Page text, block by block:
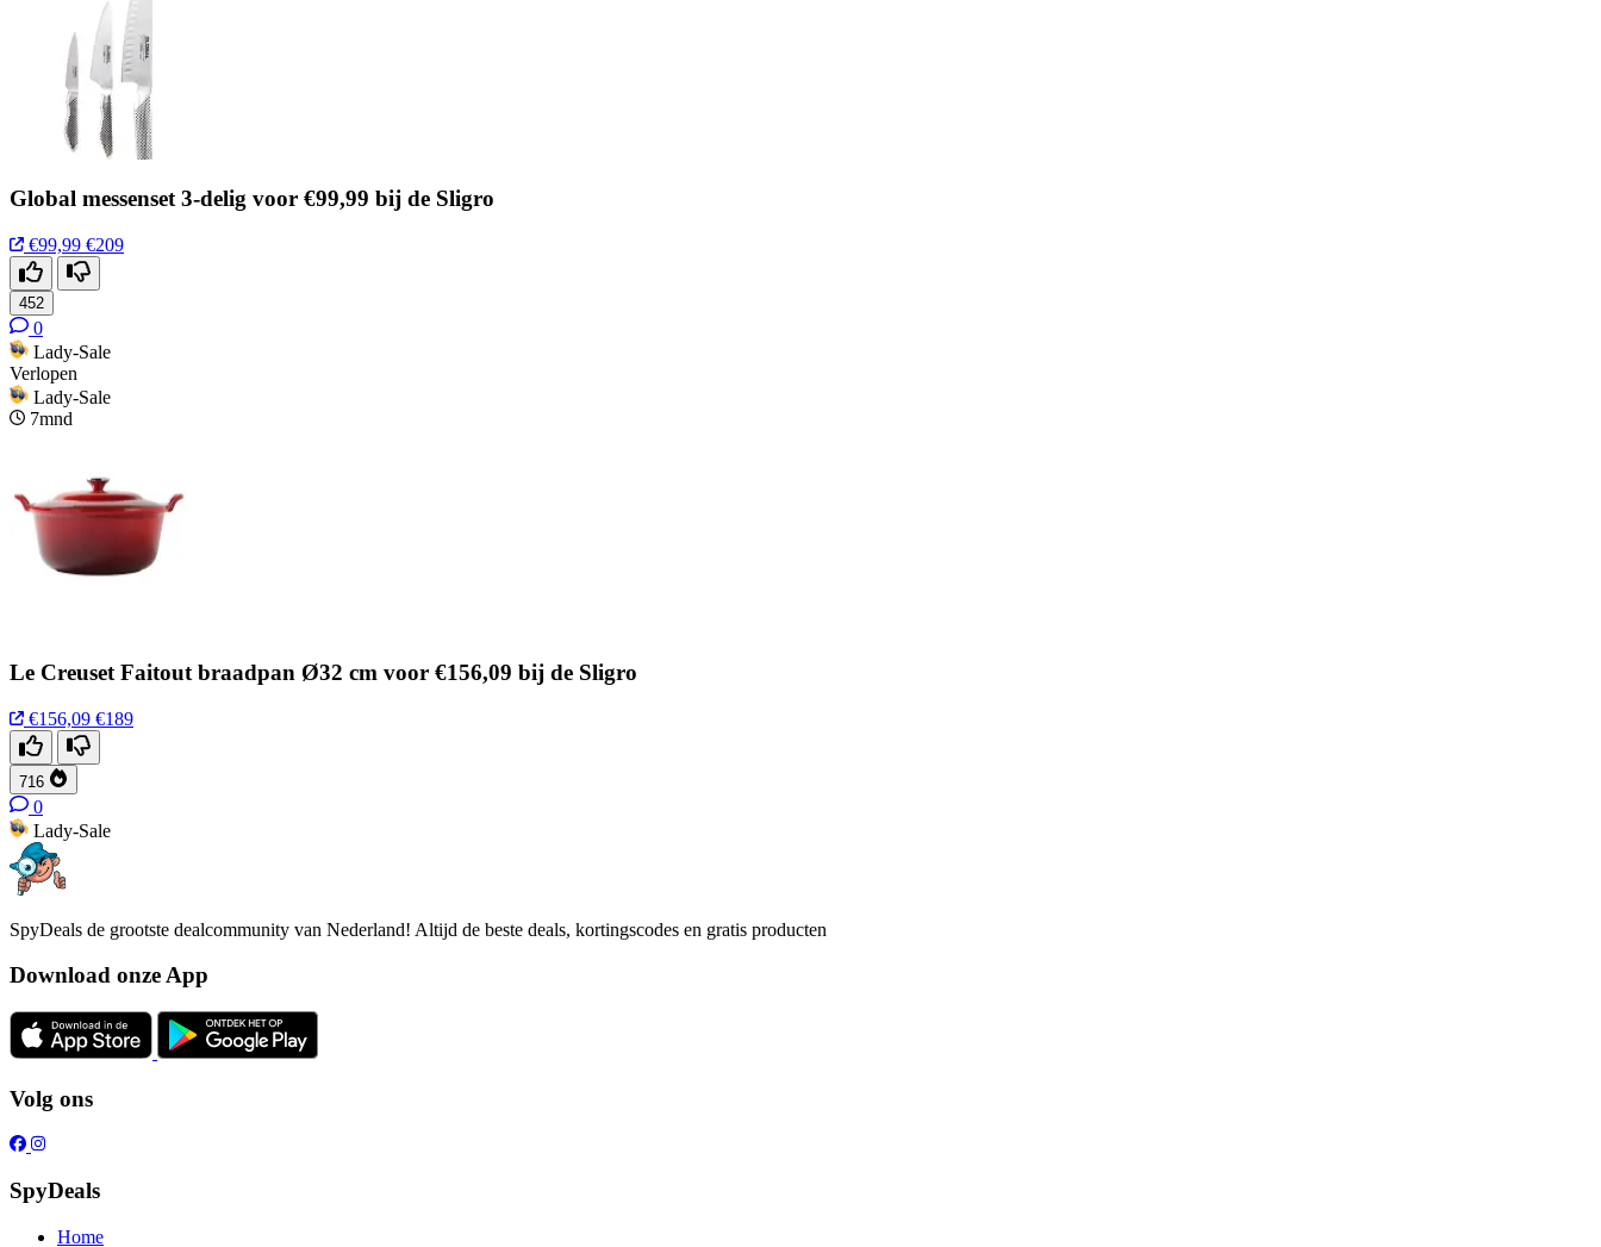
Global messenset 3-delig voor €99,99 bij de Sligro
€99,99 €209
452
0
Lady-Sale
Verlopen
Lady-Sale
7mnd
Le Creuset Faitout braadpan Ø32 cm voor €156,09 bij de Sligro
€156,09 €189
716
0
Lady-Sale
SpyDeals de grootste dealcommunity van Nederland! Altijd de beste deals, kortingscodes en gratis producten
Download onze App
Volg ons
SpyDeals
Home